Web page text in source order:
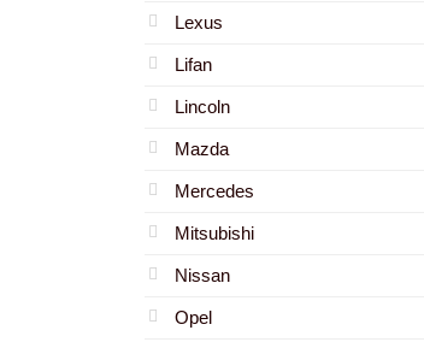
Lexus
Lifan
Lincoln
Mazda
Mercedes
Mitsubishi
Nissan
Opel